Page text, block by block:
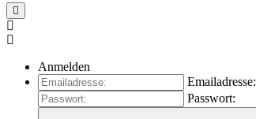
Anmelden
Emailadresse:
Passwort: